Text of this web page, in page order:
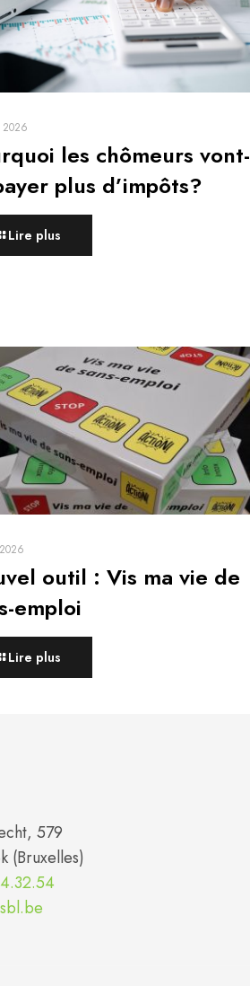
les chômeurs vont-
plus d’impôts?
Lire plus
outil : Vis ma vie de
emploi
Lire plus
579
(Bruxelles)